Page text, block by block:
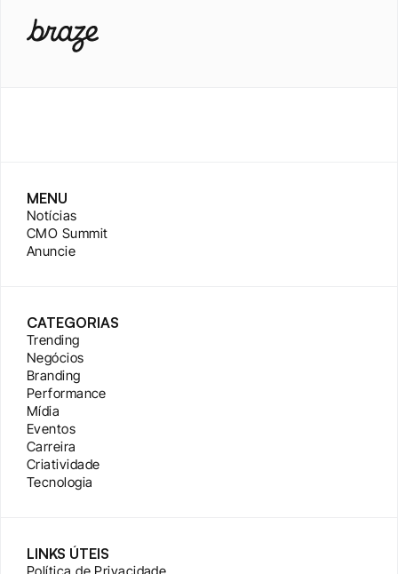
MENU
Notícias
CMO Summit
Anuncie
CATEGORIAS
Trending
Negócios
Branding
Performance
Mídia
Eventos
Carreira
Criatividade
Tecnologia
LINKS ÚTEIS